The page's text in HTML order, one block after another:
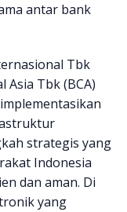
antar bank
Tbk
Asia Tbk (BCA)
strategis yang
Indonesia
dan aman. Di
yang